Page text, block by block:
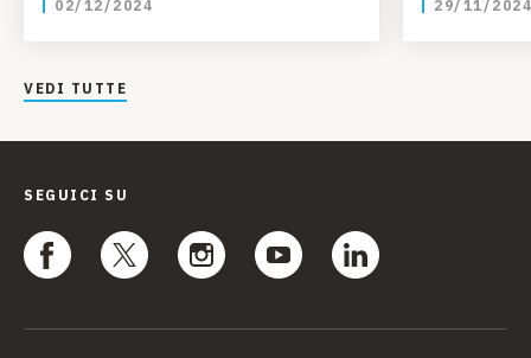
02/12/2024 29/11/2024
VEDI TUTTE
SEGUICI SU